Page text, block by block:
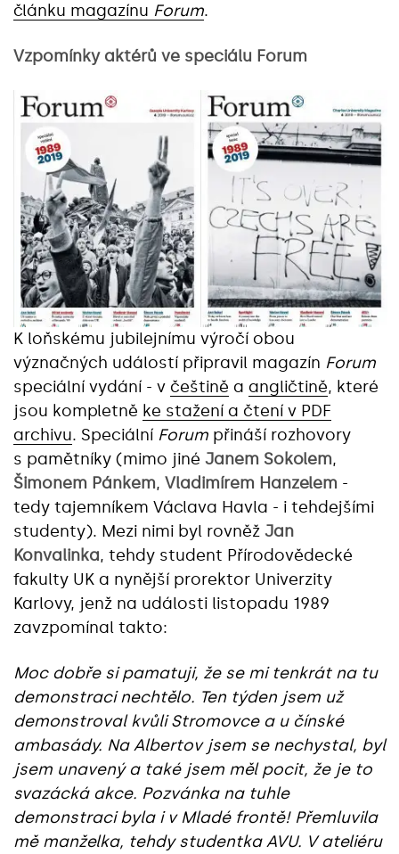
článku magazínu Forum.
Vzpomínky aktérů ve speciálu Forum
K loňskému jubilejnímu výročí obou
význačných událostí připravil magazín Forum
speciální vydání - v češtině a angličtině, které
jsou kompletně ke stažení a čtení v PDF
archivu. Speciální Forum přináší rozhovory
s pamětníky (mimo jiné Janem Sokolem,
Šimonem Pánkem, Vladimírem Hanzelem -
tedy tajemníkem Václava Havla - i tehdejšími
studenty). Mezi nimi byl rovněž Jan
Konvalinka, tehdy student Přírodovědecké
fakulty UK a nynější prorektor Univerzity
Karlovy, jenž na události listopadu 1989
zavzpomínal takto:
Moc dobře si pamatuji, že se mi tenkrát na tu
demonstraci nechtělo. Ten týden jsem už
demonstroval kvůli Stromovce a u čínské
ambasády. Na Albertov jsem se nechystal, byl
jsem unavený a také jsem měl pocit, že je to
svazácká akce. Pozvánka na tuhle
demonstraci byla i v Mladé frontě! Přemluvila
mě manželka, tehdy studentka AVU. V ateliéru